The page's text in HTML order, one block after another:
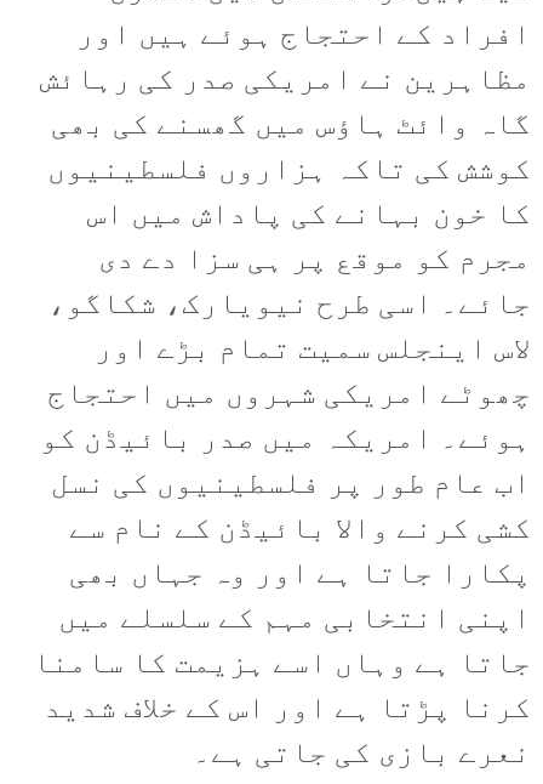
افراد کے احتجاج ہوئے ہیں اور
مظاہرین نے امریکی صدر کی رہائش
گاہ وائٹ ہاؤس میں گھسنے کی بھی
کوشش کی تاکہ ہزاروں فلسطینیوں
کا خون بہانے کی پاداش میں اس
مجرم کو موقع پر ہی سزا دے دی
جائے۔ اسی طرح نیویارک، شکاگو،
لاس اینجلس سمیت تمام بڑے اور
چھوٹے امریکی شہروں میں احتجاج
ہوئے۔ امریکہ میں صدر بائیڈن کو
اب عام طور پر فلسطینیوں کی نسل
کشی کرنے والا بائیڈن کے نام سے
پکارا جاتا ہے اور وہ جہاں بھی
اپنی انتخابی مہم کے سلسلے میں
جاتا ہے وہاں اسے ہزیمت کا سامنا
کرنا پڑتا ہے اور اس کے خلاف شدید
نعرے بازی کی جاتی ہے۔